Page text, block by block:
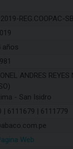
REG.COOPAC-
años
ANDRES
- San Isidro
| 6111679 | 6111779
Web